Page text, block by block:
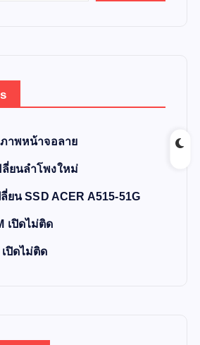
าพหน้าจอลาย
ลี่ยนลำโพงใหม่
ยน SSD ACER A515-51G
เปิดไม่ติด
ปิดไม่ติด